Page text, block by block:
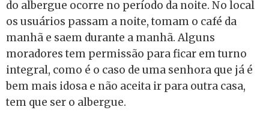
do albergue ocorre no período da noite. No local
os usuários passam a noite, tomam o café da
manhã e saem durante a manhã. Alguns
moradores tem permissão para ficar em turno
integral, como é o caso de uma senhora que já é
bem mais idosa e não aceita ir para outra casa,
tem que ser o albergue.